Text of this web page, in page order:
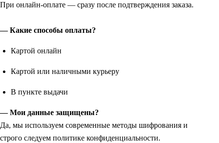
При онлайн-оплате — сразу после подтверждения заказа.
— Какие способы оплаты?
Картой онлайн
Картой или наличными курьеру
В пункте выдачи
— Мои данные защищены?
Да, мы используем современные методы шифрования и
строго следуем политике конфиденциальности.